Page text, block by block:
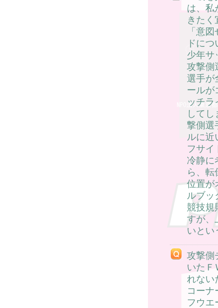
は、私
きたく
「意
ドに
少年サ
攻撃側
選手が
ールが
ッチ
して
撃側選
ルに近
フサイ
冷静に
ら、
位置が
ルブッ
競技規
すが、
いとい
攻撃側
いたＦ
れない
コー
フウエ